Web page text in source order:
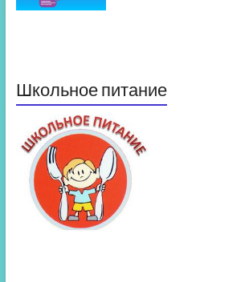
Школьное питание